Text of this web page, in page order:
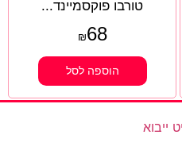
טורבו פוקסמיינד...
₪68
הוספה לסל